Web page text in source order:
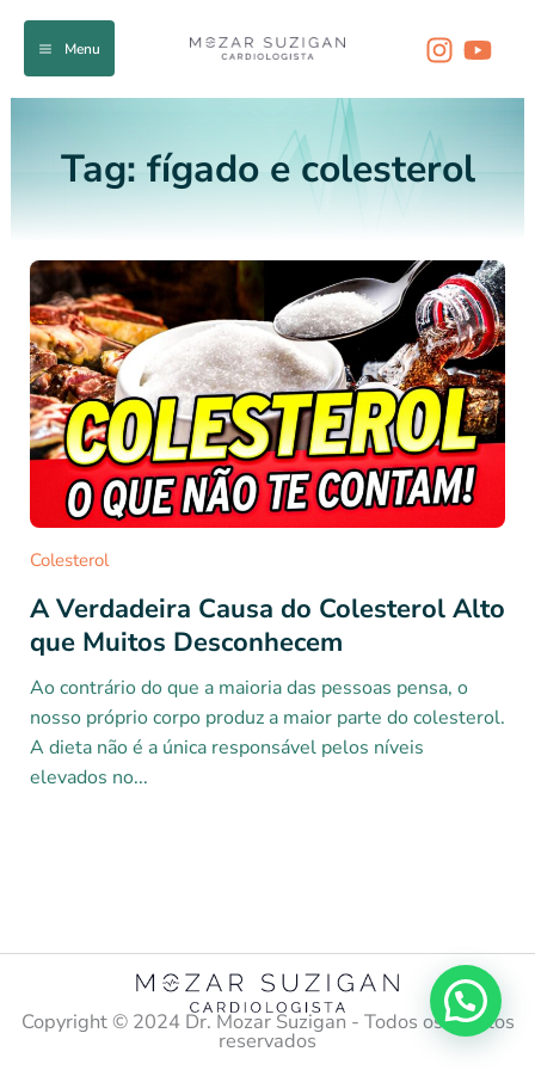
Menu
Tag: fígado e colesterol
Colesterol
A Verdadeira Causa do Colesterol Alto
que Muitos Desconhecem
Ao contrário do que a maioria das pessoas pensa, o
nosso próprio corpo produz a maior parte do colesterol.
A dieta não é a única responsável pelos níveis
elevados no...
Copyright ©️ 2024 Dr. Mozar Suzigan - Todos os direitos
reservados